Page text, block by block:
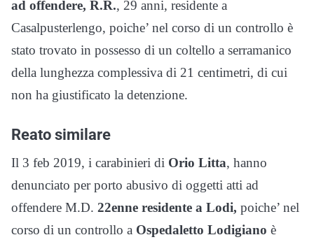
ad offendere, R.R., 29 anni, residente a
Casalpusterlengo, poiche’ nel corso di un controllo è
stato trovato in possesso di un coltello a serramanico
della lunghezza complessiva di 21 centimetri, di cui
non ha giustificato la detenzione.
Reato similare
Il 3 feb 2019, i carabinieri di Orio Litta, hanno
denunciato per porto abusivo di oggetti atti ad
offendere M.D. 22enne residente a Lodi, poiche’ nel
corso di un controllo a Ospedaletto Lodigiano è